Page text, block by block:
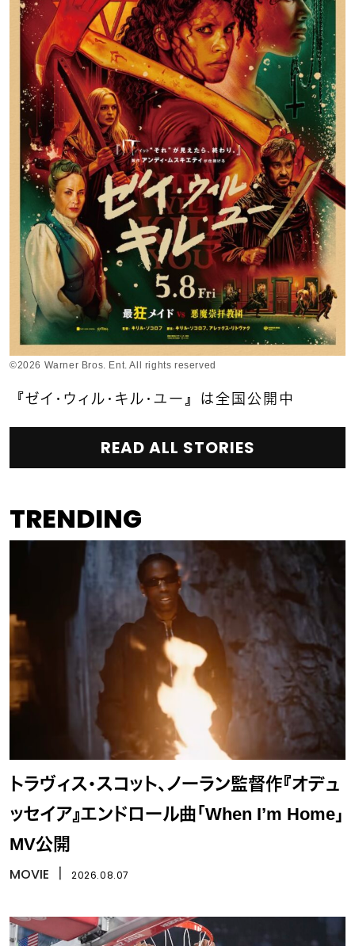
©2026 Warner Bros. Ent. All rights reserved
『ゼイ・ウィル・キル・ユー』は全国公開中
READ ALL STORIES
TRENDING
トラヴィス・スコット、ノーラン監督作『オデュ
ッセイア』エンドロール曲「When I’m Home」
MV公開
MOVIE 2026.08.07